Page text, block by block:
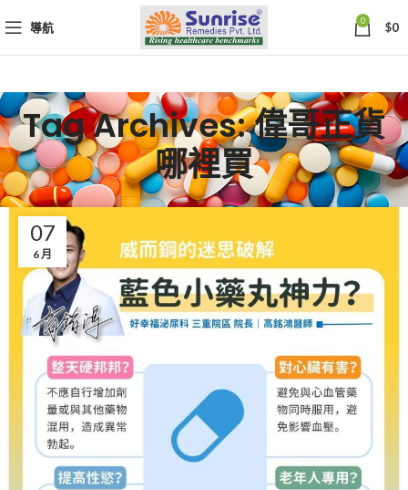
導航 0 $0
Tag Archives: 偉哥正貨
哪裡買
07
6 月